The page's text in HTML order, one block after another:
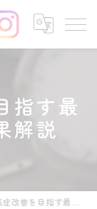
指す最
解説
指す最新セルフケアと効果解説